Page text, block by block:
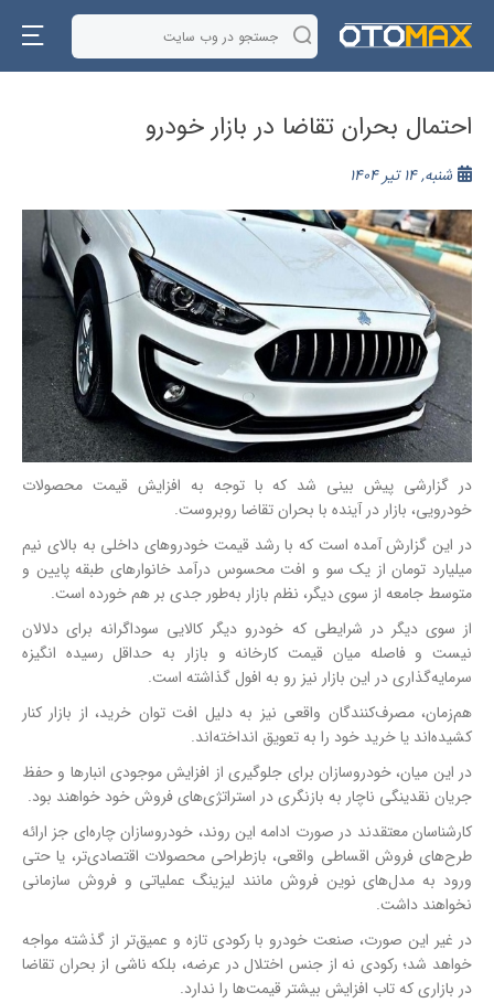
احتمال بحران تقاضا در بازار خودرو
شنبه, 14 تیر 1404
در گزارشی پیش بینی شد که با توجه به افزایش قیمت محصولات
خودرویی، بازار در آینده با بحران تقاضا روبروست.
در این گزارش آمده است که با رشد قیمت خودروهای داخلی به بالای نیم
میلیارد تومان از یک سو و افت محسوس درآمد خانوارهای طبقه پایین و
متوسط جامعه از سوی دیگر، نظم بازار به‌طور جدی بر هم خورده است.
از سوی دیگر در شرایطی که خودرو دیگر کالایی سوداگرانه برای دلالان
نیست و فاصله میان قیمت کارخانه و بازار به حداقل رسیده انگیزه
سرمایه‌گذاری در این بازار نیز رو به افول گذاشته است.
هم‌زمان، مصرف‌کنندگان واقعی نیز به دلیل افت توان خرید، از بازار کنار
کشیده‌اند یا خرید خود را به تعویق انداخته‌اند.
در این میان، خودروسازان برای جلوگیری از افزایش موجودی انبارها و حفظ
جریان نقدینگی ناچار به بازنگری در استراتژی‌های فروش خود خواهند بود.
کارشناسان معتقدند در صورت ادامه این روند، خودروسازان چاره‌ای جز ارائه
طرح‌های فروش اقساطی واقعی، بازطراحی محصولات اقتصادی‌تر، یا حتی
ورود به مدل‌های نوین فروش مانند لیزینگ عملیاتی و فروش سازمانی
نخواهند داشت.
در غیر این صورت، صنعت خودرو با رکودی تازه و عمیق‌تر از گذشته مواجه
خواهد شد؛ رکودی نه از جنس اختلال در عرضه، بلکه ناشی از بحران تقاضا
در بازاری که تاب افزایش بیشتر قیمت‌ها را ندارد.